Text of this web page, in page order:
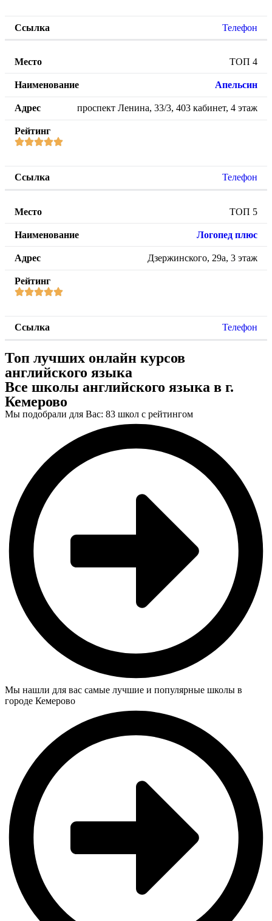
Телефон
ТОП 4
Апельсин
проспект Ленина, 33/3, 403 кабинет, 4 этаж
Телефон
ТОП 5
Логопед плюс
Дзержинского, 29а, 3 этаж
Телефон
Топ лучших онлайн курсов
английского языка
Все школы английского языка в г.
Кемерово
Мы подобрали для Вас: 83 школ с рейтингом
Мы нашли для вас самые лучшие и популярные школы в
городе Кемерово